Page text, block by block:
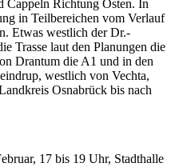
Cappeln Richtung Osten. In
in Teilbereichen vom Verlauf
Etwas westlich der Dr.-
Trasse laut den Planungen die
Drantum die A1 und in den
westlich von Vechta,
Osnabrück bis nach
17 bis 19 Uhr, Stadthalle